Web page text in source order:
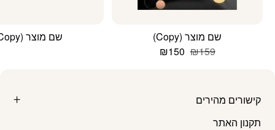
שם מוצר (Copy)
₪159
המחיר
₪150
שם מוצר (Copy)
קישורים מהירים
תקנון האתר